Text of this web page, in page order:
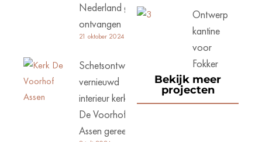
Nederland goed
ontvangen
21 oktober 2024
Schetsontwerp
vernieuwd
interieur kerk
De Voorhof
Assen gereed
Ontwerp
kantine
voor
Fokker
Bekijk meer
projecten